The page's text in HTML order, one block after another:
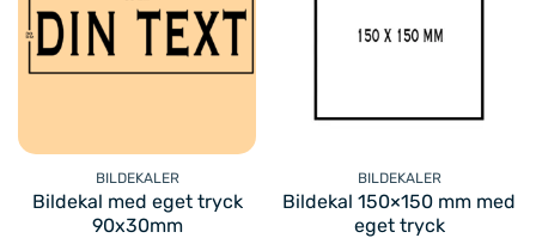
BILDEKALER
Bildekal med eget tryck
90x30mm
BILDEKALER
Bildekal 150×150 mm med
eget tryck